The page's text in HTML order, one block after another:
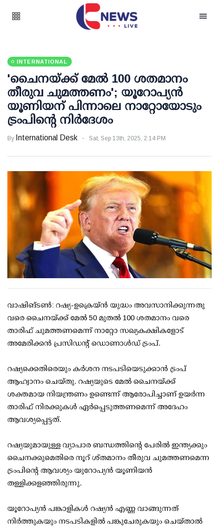
INTERNATIONAL
'ചൈനയ്ക്ക് മേല്‍ 100 ശതമാനം
തീരുവ ചുമത്തണം'; യൂറോപ്യന്‍
യൂണിയന് പിന്നാലെ നാറ്റോയോടും
ട്രംപിന്റെ നിര്‍ദേശം
By International Desk Sat, Sep 13th, 2025, 2:14 PM
വാഷിങ്ടണ്‍: റഷ്യ-ഉക്രെയ്ന്‍ യുദ്ധം അവസാനിക്കുന്നതു
വരെ ചൈനയ്ക്ക് മേല്‍ 50 മുതല്‍ 100 ശതമാനം വരെ
താരിഫ് ചുമത്തണമെന്ന് നാറ്റോ സഖ്യകക്ഷികളോട്
അമേരിക്കന്‍ പ്രസിഡന്റ് ഡൊണാള്‍ഡ് ട്രംപ്.
റഷ്യക്കെതിരെയും കര്‍ശന നടപടിയെടുക്കാന്‍ ട്രംപ്
ആഹ്വാനം ചെയ്തു. റഷ്യയുടെ മേല്‍ ചൈനയ്ക്ക്
ശക്തമായ നിയന്ത്രണം ഉണ്ടെന്ന് ആരോപിച്ചാണ് ഉയര്‍ന്ന
താരിഫ് നിരക്കുകള്‍ ഏര്‍പ്പെടുത്തണമെന്ന് അദേഹം
ആവശ്യപ്പെട്ടത്.
റഷ്യയുമായുള്ള വ്യാപാര ബന്ധത്തിന്റെ പേരില്‍ ഇന്ത്യക്കും
ചൈനക്കുമെതിരെ നൂറ് ശ്തമാനം തീരുവ ചുമത്തണമെന്ന
ട്രംപിന്റെ ആവശ്യം യുറോപ്യന്‍ യൂണിയന്‍
തള്ളിക്കളഞ്ഞിരുന്നു.
യൂറോപ്യന്‍ പങ്കാളികള്‍ റഷ്യന്‍ എണ്ണ വാങ്ങുന്നത്
നിര്‍ത്തുകയും നടപടികളില്‍ പങ്കുചേരുകയും ചെയ്താല്‍